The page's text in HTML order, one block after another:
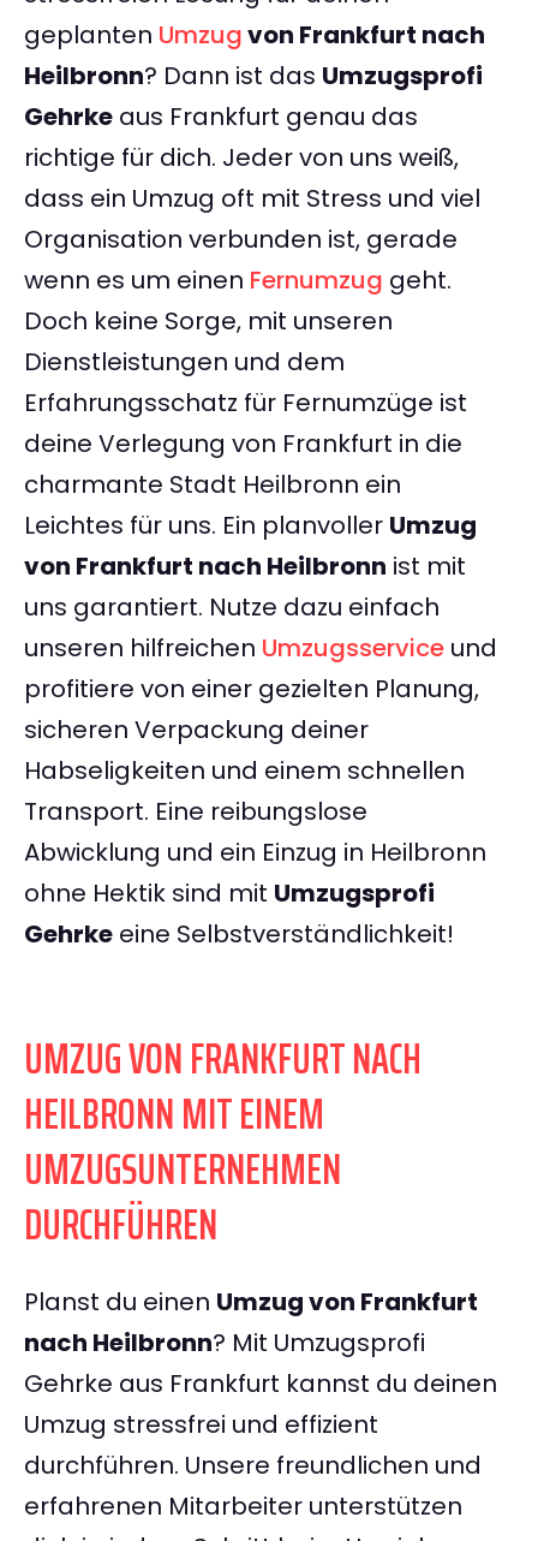
geplanten Umzugvon Frankfurt nach
Heilbronn? Dann ist das Umzugsprofi
Gehrke aus Frankfurt genau das
richtige für dich. Jeder von uns weiß,
dass ein Umzug oft mit Stress und viel
Organisation verbunden ist, gerade
wenn es um einen Fernumzug geht.
Doch keine Sorge, mit unseren
Dienstleistungen und dem
Erfahrungsschatz für Fernumzüge ist
deine Verlegung von Frankfurt in die
charmante Stadt Heilbronn ein
Leichtes für uns. Ein planvoller Umzug
von Frankfurt nach Heilbronn ist mit
uns garantiert. Nutze dazu einfach
unseren hilfreichen Umzugsservice und
profitiere von einer gezielten Planung,
sicheren Verpackung deiner
Habseligkeiten und einem schnellen
Transport. Eine reibungslose
Abwicklung und ein Einzug in Heilbronn
ohne Hektik sind mit Umzugsprofi
Gehrke eine Selbstverständlichkeit!
UMZUG VON FRANKFURT NACH
HEILBRONN MIT EINEM
UMZUGSUNTERNEHMEN
DURCHFÜHREN
Planst du einen Umzug von Frankfurt
nach Heilbronn? Mit Umzugsprofi
Gehrke aus Frankfurt kannst du deinen
Umzug stressfrei und effizient
durchführen. Unsere freundlichen und
erfahrenen Mitarbeiter unterstützen